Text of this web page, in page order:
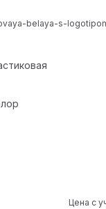
belaya-s-
Цена с